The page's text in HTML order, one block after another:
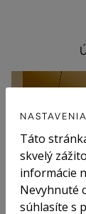
Táto
skvelý
informácie
Nevyhnuté
súhlasíte s